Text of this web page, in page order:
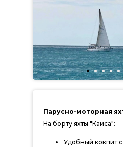
Парусно-моторная
На борту яхты "Каиса":
Удобный кокпит